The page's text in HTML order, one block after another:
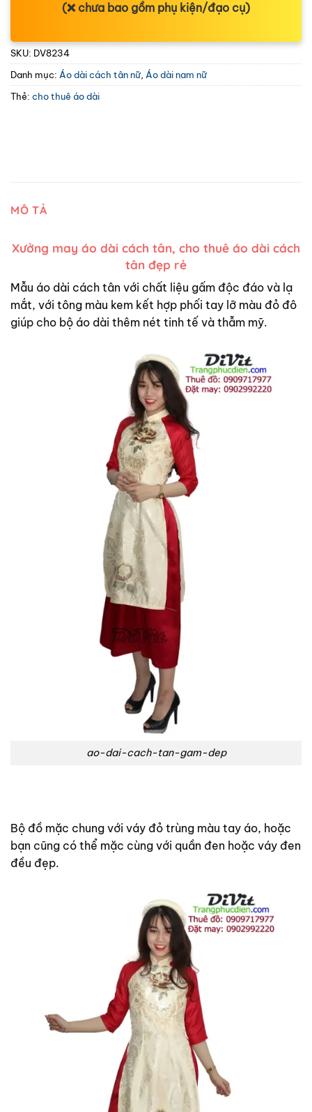
(❌ chưa bao gồm phụ kiện/đạo cụ)
SKU: DV8234
Danh mục: Áo dài cách tân nữ Áo dài nam nữ
Thẻ: cho thuê áo dài
MÔ TẢ
Xưởng may áo dài cách tân, cho thuê áo dài cách
tân đẹp rẻ
Mẫu áo dài cách tân với chất liệu gấm độc đáo và lạ
mắt, với tông màu kem kết hợp phối tay lỡ màu đỏ đô
giúp cho bộ áo dài thêm nét tinh tế và thẫm mỹ.
ao-dai-cach-tan-gam-dep
Bộ đồ mặc chung với váy đỏ trùng màu tay áo, hoặc
bạn cũng có thể mặc cùng với quần đen hoặc váy đen
đều đẹp.